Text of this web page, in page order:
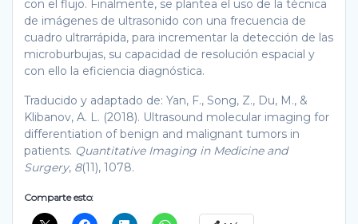
con el flujo. Finalmente, se plantea el uso de la técnica
de imágenes de ultrasonido con una frecuencia de
cuadro ultrarrápida, para incrementar la detección de las
microburbujas, su capacidad de resolución espacial y
con ello la eficiencia diagnóstica.
Traducido y adaptado de: Yan, F., Song, Z., Du, M., &
Klibanov, A. L. (2018). Ultrasound molecular imaging for
differentiation of benign and malignant tumors in
patients. Quantitative Imaging in Medicine and
Surgery, 8(11), 1078.
Comparte esto: